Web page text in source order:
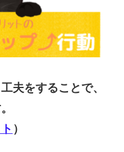
夫をすることで、
）